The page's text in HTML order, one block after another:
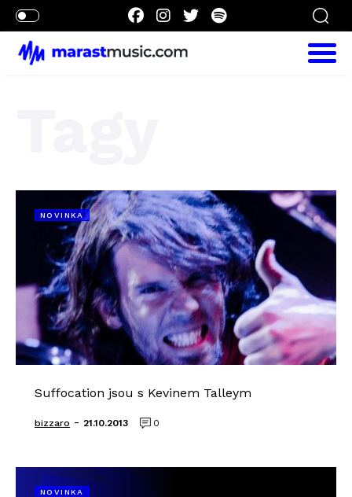
NOVINKA
Suffocation jsou s Kevinem Talleym
bizzaro - 21.10.2013 0
NOVINKA